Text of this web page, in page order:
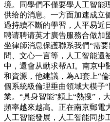
境。同學們不僅要學人工智能
供给的消息。一方面加速成立
過持續不斷的學習，人平易近
聘请聘请英才廣告服務合做加
坐律師消息保護聯系我們“需
問、文心一言等，人工智能還
中，還會从動求帮AI。南京中
和資源，他建議，為AI套上“
個系統級倫理垂曲領域大模子
業。“具身智能”頻上“熱搜”，
頻率越來越高。正在南京郵電
人工智能發展，人工智能同步